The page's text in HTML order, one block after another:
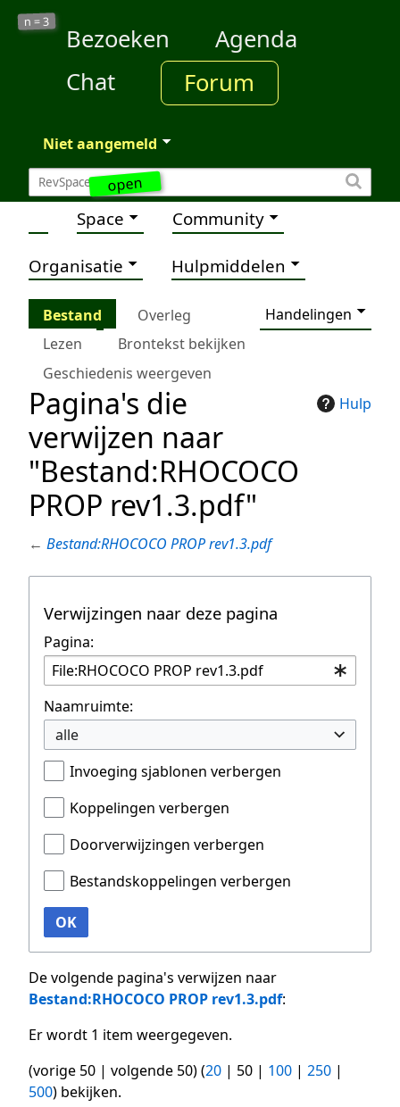
open
n =3
Bezoeken
Agenda
Chat
Forum
Niet aangemeld
Space Community
Organisatie Hulpmiddelen
Bestand Overleg
Handelingen
Lezen
Brontekst bekijken
Geschiedenis weergeven
Hulp
Pagina's die
verwijzen naar
"Bestand:RHOCOCO
PROP rev1.3.pdf"
← Bestand:RHOCOCO PROP rev1.3.pdf
Verwijzingen naar deze pagina
Pagina:
Naamruimte:
alle
Invoeging sjablonen verbergen
Koppelingen verbergen
Doorverwijzingen verbergen
Bestandskoppelingen verbergen
OK
De volgende pagina's verwijzen naar
Bestand:RHOCOCO PROP rev1.3.pdf:
Er wordt 1 item weergegeven.
(vorige 50 | volgende 50) (20 | 50 | 100 | 250 |
500) bekijken.